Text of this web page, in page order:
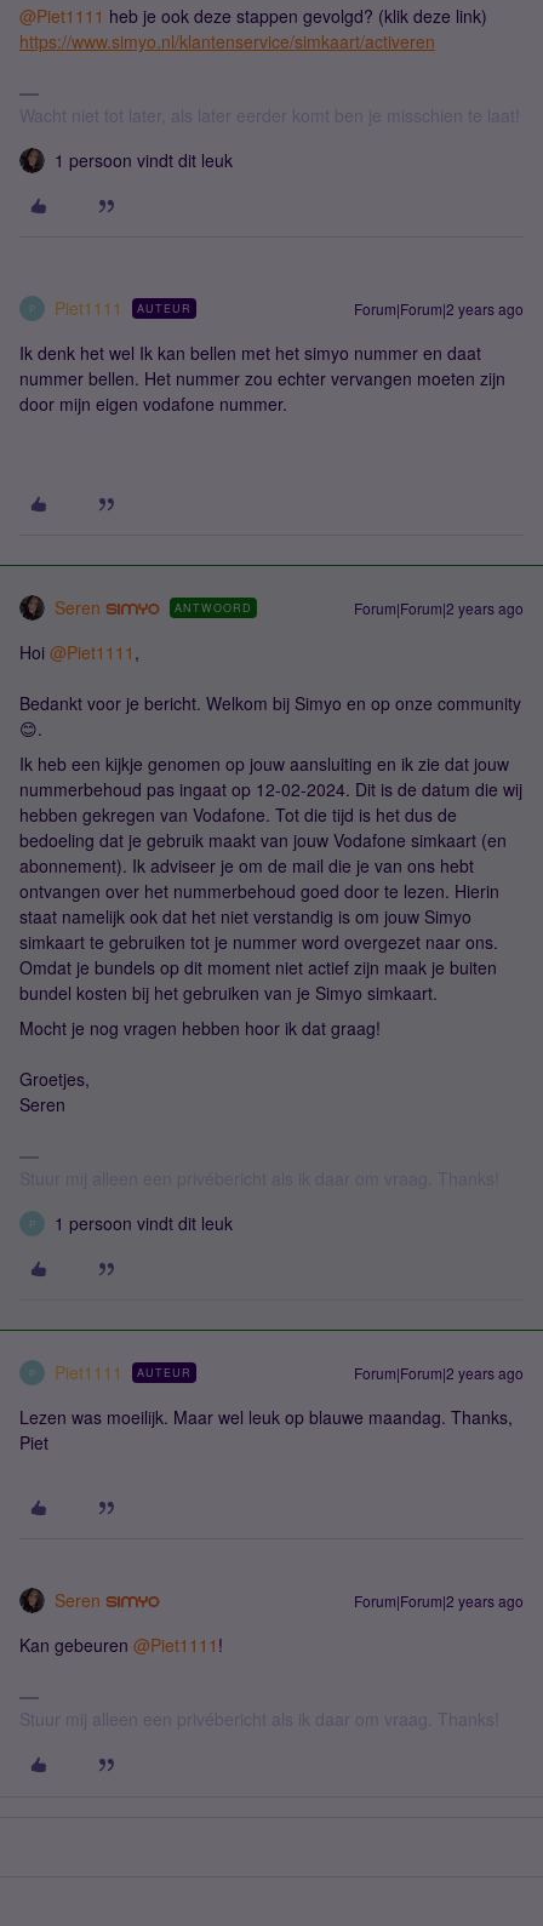
@Piet1111 heb je ook deze stappen gevolgd? (klik deze link)
https://www.simyo.nl/klantenservice/simkaart/activeren
Wacht niet tot later, als later eerder komt ben je misschien te laat!
1 persoon vindt dit leuk
P Piet1111 AUTEUR Forum|Forum|2 years ago
Ik denk het wel Ik kan bellen met het simyo nummer en daat
nummer bellen. Het nummer zou echter vervangen moeten zijn
door mijn eigen vodafone nummer.
Seren ANTWOORD Forum|Forum|2 years ago
Hoi @Piet1111 ,
Bedankt voor je bericht. Welkom bij Simyo en op onze community
😊.
Ik heb een kijkje genomen op jouw aansluiting en ik zie dat jouw
nummerbehoud pas ingaat op 12-02-2024. Dit is de datum die wij
hebben gekregen van Vodafone. Tot die tijd is het dus de
bedoeling dat je gebruik maakt van jouw Vodafone simkaart (en
abonnement). Ik adviseer je om de mail die je van ons hebt
ontvangen over het nummerbehoud goed door te lezen. Hierin
staat namelijk ook dat het niet verstandig is om jouw Simyo
simkaart te gebruiken tot je nummer word overgezet naar ons.
Omdat je bundels op dit moment niet actief zijn maak je buiten
bundel kosten bij het gebruiken van je Simyo simkaart.
Mocht je nog vragen hebben hoor ik dat graag!
Groetjes,
Seren
P 1 persoon vindt dit leuk
P Piet1111 AUTEUR Forum|Forum|2 years ago
Lezen was moeilijk. Maar wel leuk op blauwe maandag. Thanks,
Piet
Seren Forum|Forum|2 years ago
Kan gebeuren @Piet1111 !
Stuur mij alleen een privébericht als ik daar om vraag. Thanks!